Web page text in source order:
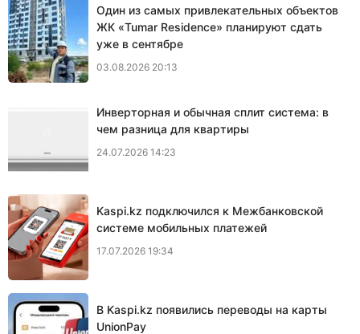
Один из самых привлекательных объектов
ЖК «Tumar Residence» планируют сдать
уже в сентябре
03.08.2026 20:13
Инверторная и обычная сплит система: в
чем разница для квартиры
24.07.2026 14:23
Kaspi.kz подключился к Межбанковской
системе мобильных платежей
17.07.2026 19:34
В Kaspi.kz появились переводы на карты
UnionPay